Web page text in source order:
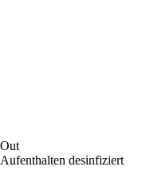
desinfiziert